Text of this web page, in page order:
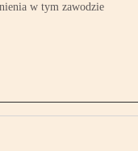
w tym zawodzie